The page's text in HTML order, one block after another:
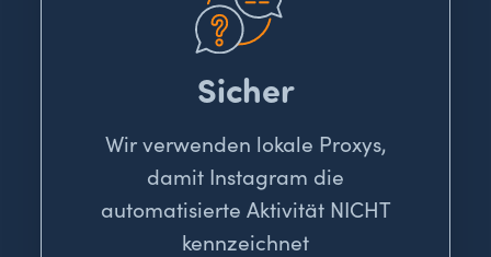
Sicher
Wir verwenden lokale Proxys,
damit Instagram die
automatisierte Aktivität NICHT
kennzeichnet